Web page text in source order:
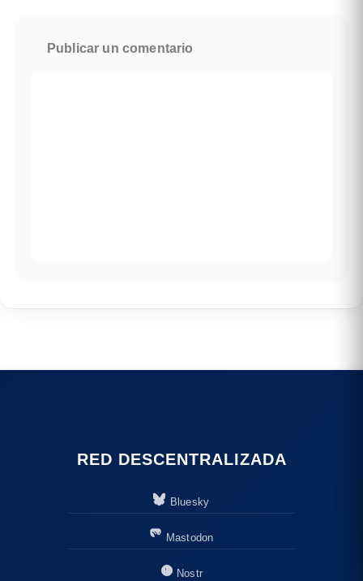
Publicar un comentario
RED DESCENTRALIZADA
Bluesky
Mastodon
Nostr